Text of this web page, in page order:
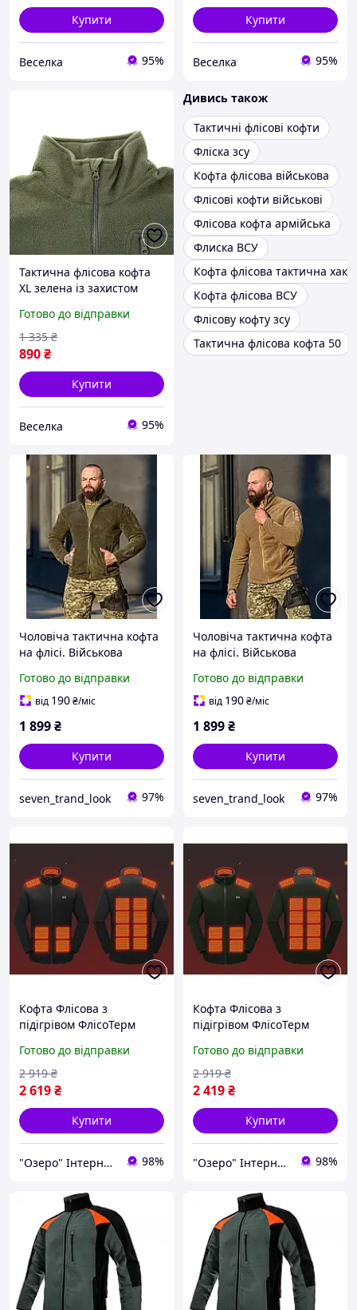
Купити
Веселка 95%
Купити
Веселка 95%
Тактична флісова кофта
XL зелена із захистом
військових і туристів
FLAME
Готово до відправки
890₴
1 335 ₴
Купити
Веселка 95%
Дивись також
Тактичні флісові кофти
Фліска зсу
Кофта флісова військова
Флісові кофти військові
Флісова кофта армійська
Флиска ВСУ
Кофта флісова тактична хакі
Кофта флісова ВСУ
Флісову кофту зсу
Тактична флісова кофта 50
Чоловіча тактична кофта
на флісі. Військова
флис на змійці + 4
кармана S-XXL
Готово до відправки
від 190₴/міс
1 899₴
Купити
seven_trand_look 97%
Чоловіча тактична кофта
на флісі. Військова
флис на змійці + 4
кармана
Готово до відправки
від 190₴/міс
1 899₴
Купити
seven_trand_look 97%
Кофта Флісова з
підігрівом ФлісоТерм
Готово до відправки
2 619₴
2 919 ₴
Купити
"Озеро" Інтернет-магазин 98%
Кофта Флісова з
підігрівом ФлісоТерм
Готово до відправки
2 419₴
2 919 ₴
Купити
"Озеро" Інтернет-магазин 98%